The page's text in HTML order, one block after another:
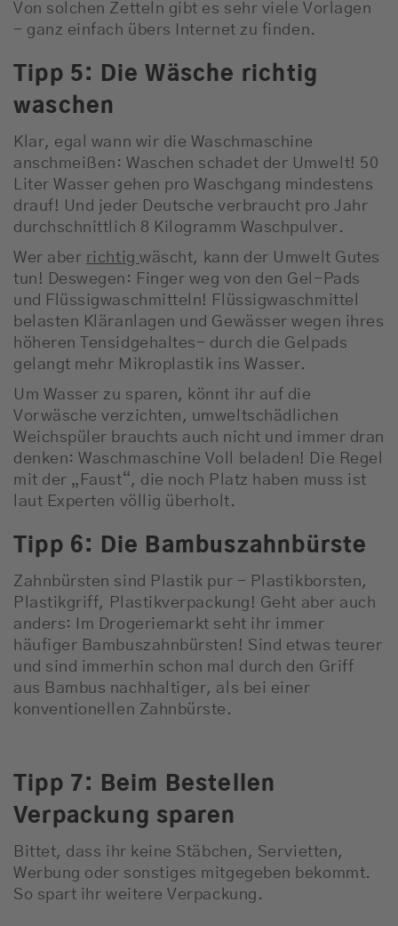
Von solchen Zetteln gibt es sehr viele Vorlagen
- ganz einfach übers Internet zu finden.
Tipp 5: Die Wäsche richtig
waschen
Klar, egal wann wir die Waschmaschine
anschmeißen: Waschen schadet der Umwelt! 50
Liter Wasser gehen pro Waschgang mindestens
drauf! Und jeder Deutsche verbraucht pro Jahr
durchschnittlich 8 Kilogramm Waschpulver.
Wer aber richtigwäscht, kann der Umwelt Gutes
tun! Deswegen: Finger weg von den Gel-Pads
und Flüssigwaschmitteln! Flüssigwaschmittel
belasten Kläranlagen und Gewässer wegen ihres
höheren Tensidgehaltes- durch die Gelpads
gelangt mehr Mikroplastik ins Wasser.
Um Wasser zu sparen, könnt ihr auf die
Vorwäsche verzichten, umweltschädlichen
Weichspüler brauchts auch nicht und immer dran
denken: Waschmaschine Voll beladen! Die Regel
mit der „Faust“, die noch Platz haben muss ist
laut Experten völlig überholt.
Tipp 6: Die Bambuszahnbürste
Zahnbürsten sind Plastik pur - Plastikborsten,
Plastikgriff, Plastikverpackung! Geht aber auch
anders: Im Drogeriemarkt seht ihr immer
häufiger Bambuszahnbürsten! Sind etwas teurer
und sind immerhin schon mal durch den Griff
aus Bambus nachhaltiger, als bei einer
konventionellen Zahnbürste.
Tipp 7: Beim Bestellen
Verpackung sparen
Bittet, dass ihr keine Stäbchen, Servietten,
Werbung oder sonstiges mitgegeben bekommt.
So spart ihr weitere Verpackung.